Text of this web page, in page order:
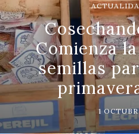
Comienza
semillas
1